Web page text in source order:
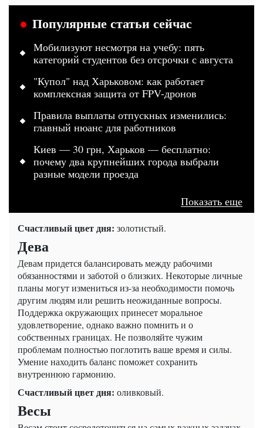
Популярные статьи сейчас
Мобилизуют несмотря на учебу: пять
категорий студентов без отсрочки с августа
"Купол" над Харьковом: как работает
комплексная защита от FPV-дронов
Правила выплаты отпускных изменились:
главный нюанс для работников
Киев — 30 грн, Харьков — бесплатно:
почему два крупнейших города выбрали
разные модели проезда
Показать еще
Счастливый цвет дня: золотистый.
Дева
Девам придется балансировать между рабочими
обязанностями и заботой о близких. Некоторые личные
планы могут измениться из-за необходимости помочь
другим людям или решить неожиданные вопросы.
Поддержка окружающих принесет моральное
удовлетворение, однако важно помнить и о
собственных границах. Не позволяйте чужим
проблемам полностью поглотить ваше время и силы.
Умение находить баланс поможет сохранить
внутреннюю гармонию.
Счастливый цвет дня: оливковый.
Весы